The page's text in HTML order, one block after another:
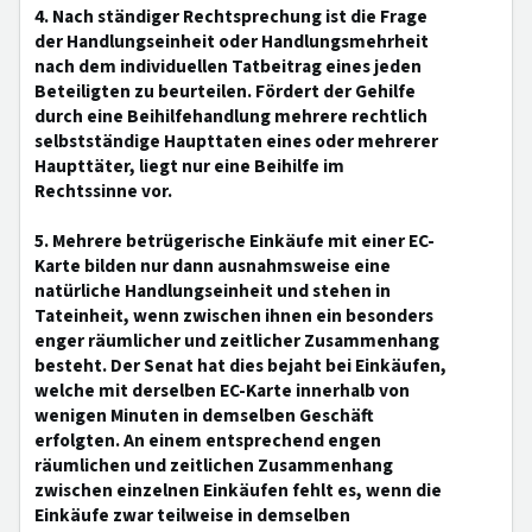
4. Nach ständiger Rechtsprechung ist die Frage
der Handlungseinheit oder Handlungsmehrheit
nach dem individuellen Tatbeitrag eines jeden
Beteiligten zu beurteilen. Fördert der Gehilfe
durch eine Beihilfehandlung mehrere rechtlich
selbstständige Haupttaten eines oder mehrerer
Haupttäter, liegt nur eine Beihilfe im
Rechtssinne vor.
5. Mehrere betrügerische Einkäufe mit einer EC-
Karte bilden nur dann ausnahmsweise eine
natürliche Handlungseinheit und stehen in
Tateinheit, wenn zwischen ihnen ein besonders
enger räumlicher und zeitlicher Zusammenhang
besteht. Der Senat hat dies bejaht bei Einkäufen,
welche mit derselben EC-Karte innerhalb von
wenigen Minuten in demselben Geschäft
erfolgten. An einem entsprechend engen
räumlichen und zeitlichen Zusammenhang
zwischen einzelnen Einkäufen fehlt es, wenn die
Einkäufe zwar teilweise in demselben